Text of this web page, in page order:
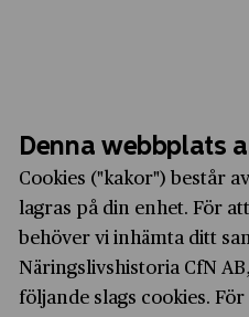
Denna webbplats
Cookies ("kakor") består
lagras på din enhet. För
behöver vi inhämta ditt
Näringslivshistoria CfN
följande slags cookies.